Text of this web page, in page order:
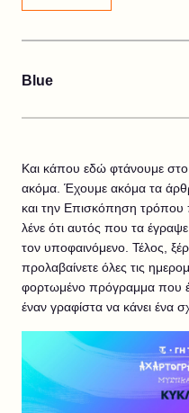
Blue
Και κάπου εδώ φτάνουμε στο
ακόμα. Έχουμε ακόμα τα
και την Επισκόπηση τρόπου
λένε ότι αυτός που τα
τον υποφαινόμενο. Τέλος,
προλαβαίνετε όλες τις
φορτωμένο πρόγραμμα που
έναν γραφίστα να κάνει ένα